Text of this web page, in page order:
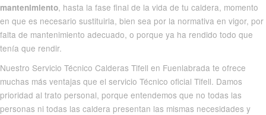
mantenimiento, hasta la fase final de la vida de tu caldera, momento
en que es necesario sustituirla, bien sea por la normativa en vigor, por
falta de mantenimiento adecuado, o porque ya ha rendido todo que
tenía que rendir.
Nuestro Servicio Técnico Calderas Tifell en Fuenlabrada te ofrece
muchas más ventajas que el servicio Técnico oficial Tifell. Damos
prioridad al trato personal, porque entendemos que no todas las
personas ni todas las caldera presentan las mismas necesidades y